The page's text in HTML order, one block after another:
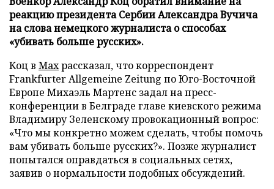
реакцию президента Сербии Александра Вучича
на слова немецкого журналиста о способах
«убивать больше русских».
Коц в Махрассказал, что корреспондент
Frankfurter Allgemeine Zeitung по Юго-Восточной
Европе Михаэль Мартенс задал на пресс-
конференции в Белграде главе киевского режима
Владимиру Зеленскому провокационный вопрос:
«Что мы конкретно можем сделать, чтобы помочь
вам убивать больше русских?». Позже журналист
попытался оправдаться в социальных сетях,
заявив о нормальности подобных обсуждений.